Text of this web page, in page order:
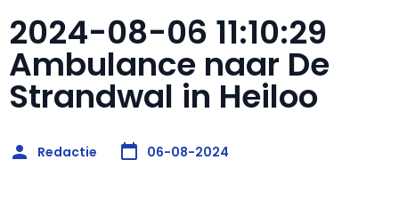
2024-08-06 11:10:29
Ambulance naar De
Strandwal in Heiloo
Redactie 06-08-2024